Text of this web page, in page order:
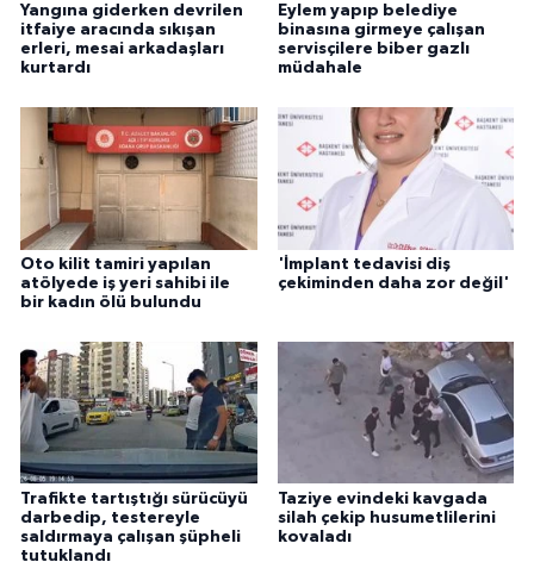
Yangına giderken devrilen
itfaiye aracında sıkışan
erleri, mesai arkadaşları
kurtardı
Eylem yapıp belediye
binasına girmeye çalışan
servisçilere biber gazlı
müdahale
Oto kilit tamiri yapılan
atölyede iş yeri sahibi ile
bir kadın ölü bulundu
'İmplant tedavisi diş
çekiminden daha zor değil'
Trafikte tartıştığı sürücüyü
darbedip, testereyle
saldırmaya çalışan şüpheli
tutuklandı
Taziye evindeki kavgada
silah çekip husumetlilerini
kovaladı